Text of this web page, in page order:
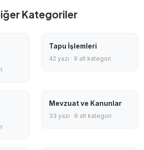
Kategoriler
Tapu İşlemleri
42 yazı · 9 alt kategori
Mevzuat ve Kanunlar
33 yazı · 6 alt kategori